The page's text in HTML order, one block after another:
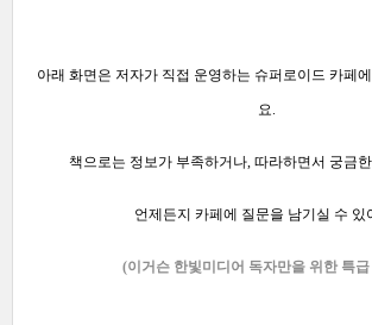
아래 화면은 저자가 직접 운영하는 슈퍼로이드 카페
요.
책으로는 정보가 부족하거나, 따라하면서 궁금
언제든지 카페에 질문을 남기실 수 있
(이거슨 한빛미디어 독자만을위한 특급